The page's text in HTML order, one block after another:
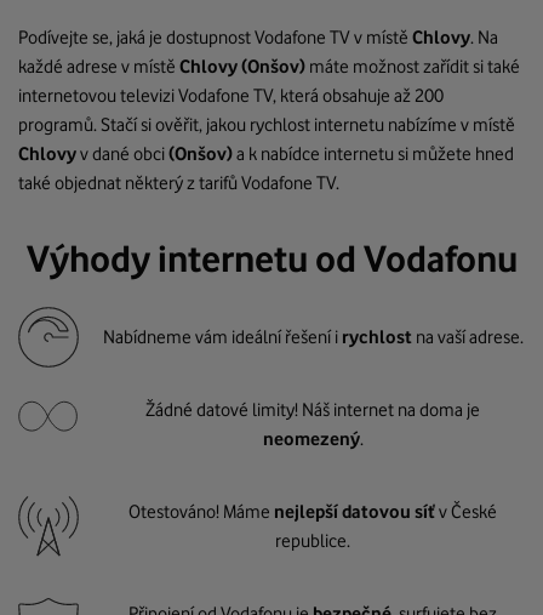
Podívejte se, jaká je dostupnost Vodafone TV v místě Chlovy. Na
každé adrese v místě Chlovy(Onšov) máte možnost zařídit si také
internetovou televizi Vodafone TV, která obsahuje až 200
programů. Stačí si ověřit, jakou rychlost internetu nabízíme v místě
Chlovyv dané obci(Onšov)a k nabídce internetu si můžete hned
také objednat některý z tarifů Vodafone TV.
Výhody internetu od Vodafonu
Nabídneme vám ideální řešení i rychlost na vaší adrese.
Žádné datové limity! Náš internet na doma je
neomezený.
Otestováno! Máme nejlepší datovou síťv České
republice.